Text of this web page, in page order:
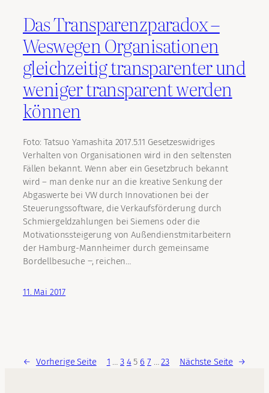
Das Transparenzparadox –
Weswegen Organisationen
gleichzeitig transparenter und
weniger transparent werden
können
Foto: Tatsuo Yamashita 2017.5.11 Gesetzeswidriges
Verhalten von Organisationen wird in den seltensten
Fällen bekannt. Wenn aber ein Gesetzbruch bekannt
wird – man denke nur an die kreative Senkung der
Abgaswerte bei VW durch Innovationen bei der
Steuerungssoftware, die Verkaufsförderung durch
Schmiergeldzahlungen bei Siemens oder die
Motivationssteigerung von Außendienstmitarbeitern
der Hamburg-Mannheimer durch gemeinsame
Bordellbesuche ‒, reichen…
11. Mai 2017
← Vorherige Seite 1 … 3 4 5 6 7 … 23 Nächste Seite →